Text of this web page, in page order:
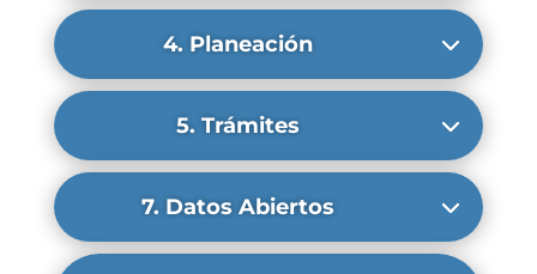
4. Planeación
5. Trámites
7. Datos Abiertos